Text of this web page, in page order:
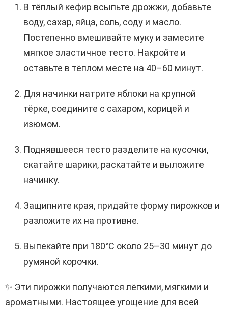
В тёплый кефир всыпьте дрожжи, добавьте
воду, сахар, яйца, соль, соду и масло.
Постепенно вмешивайте муку и замесите
мягкое эластичное тесто. Накройте и
оставьте в тёплом месте на 40–60 минут.
Для начинки натрите яблоки на крупной
тёрке, соедините с сахаром, корицей и
изюмом.
Поднявшееся тесто разделите на кусочки,
скатайте шарики, раскатайте и выложите
начинку.
Защипните края, придайте форму пирожков и
разложите их на противне.
Выпекайте при 180°C около 25–30 минут до
румяной корочки.
✨ Эти пирожки получаются лёгкими, мягкими и
ароматными. Настоящее угощение для всей